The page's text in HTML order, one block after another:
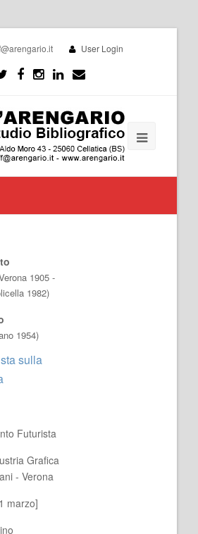
User Login
1905 -
1982)
1954)
sulla
Futurista
Grafica
- Verona
marzo]